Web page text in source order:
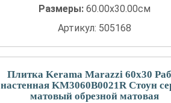
Размеры:60.00x30.00см
Артикул: 505168
Плитка Kerama Marazzi 60x30
настенная KM3060B0021R Стоун
матовый обрезной матовая